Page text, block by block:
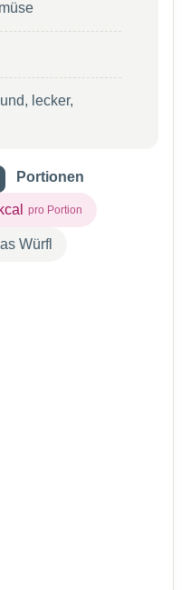
lecker,
Portionen
kcal
Würfl